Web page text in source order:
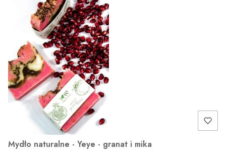
Mydło naturalne - Yeye - granat i mika